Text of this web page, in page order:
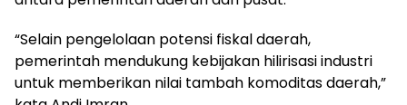
“Selain pengelolaan potensi fiskal daerah,
pemerintah mendukung kebijakan hilirisasi industri
untuk memberikan nilai tambah komoditas daerah,”